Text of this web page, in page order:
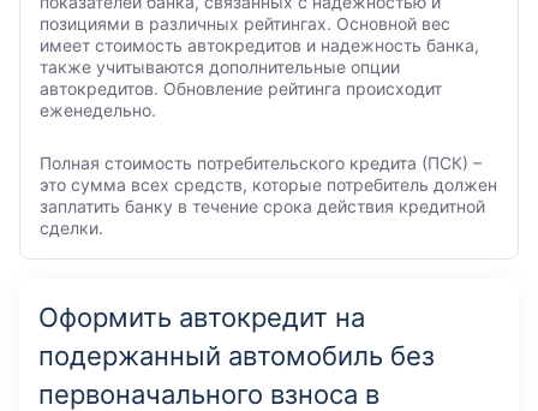
позициями в различных рейтингах. Основной вес
имеет стоимость автокредитов и надежность банка,
также учитываются дополнительные опции
автокредитов. Обновление рейтинга происходит
еженедельно.
Полная стоимость потребительского кредита (ПСК) –
это сумма всех средств, которые потребитель должен
заплатить банку в течение срока действия кредитной
сделки.
Оформить автокредит на
подержанный автомобиль без
первоначального взноса в